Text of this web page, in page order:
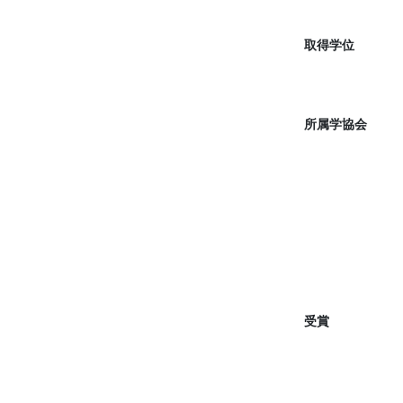
取得学位
所属学協会
受賞